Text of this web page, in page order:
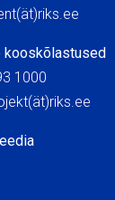
kooskõlastused
1000